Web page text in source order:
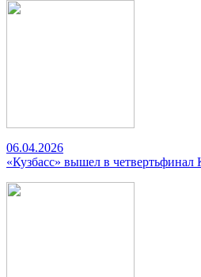
06.04.2026
«Кузбасс» вышел в четвертьфинал